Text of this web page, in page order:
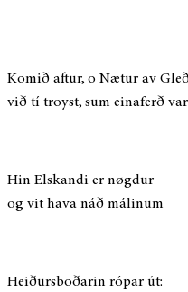
Komið aftur, o Nætur av
við tí troyst, sum einaferð var
Hin Elskandi er nøgdur
og vit hava náð málinum
Heiðursboðarin rópar út: